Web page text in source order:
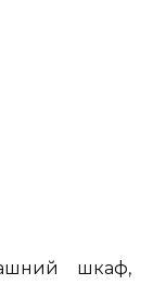
шкаф,